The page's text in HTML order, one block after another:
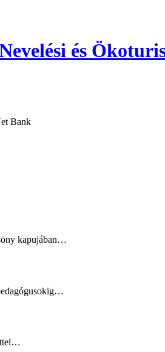
és
Bank
kapujában…